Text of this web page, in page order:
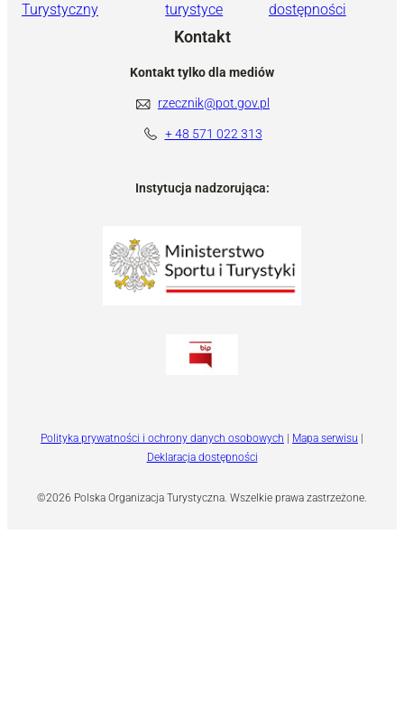
Turystyczny
turystyce
dostępności
Kontakt
Kontakt tylko dla mediów
rzecznik@pot.gov.pl
+ 48 571 022 313
Instytucja nadzorująca:
©2026 Polska Organizacja Turystyczna. Wszelkie prawa zastrzeżone.
Polityka prywatności i ochrony danych osobowych | Mapa serwisu |
Deklaracja dostępności